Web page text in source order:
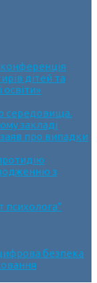
дітей та
середовища.
закладі
про випадки
з
психолога”
безпека